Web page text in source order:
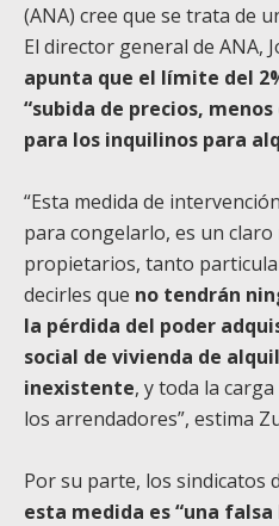
(ANA) cree que se trata de
El director general de ANA,
apunta que el límite del
“subida de precios,
para los inquilinos para
“Esta medida de
para congelarlo, es un claro
propietarios, tanto
decirles que no tendrán
la pérdida del poder
social de vivienda de
inexistente, y toda la
los arrendadores”, estima
Por su parte, los sindicatos
esta medida es “una